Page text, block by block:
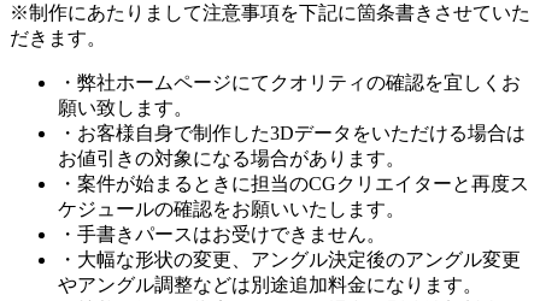
※制作にあたりまして注意事項を下記に箇条書きさせていた
だきます。
・弊社ホームページにてクオリティの確認を宜しくお
願い致します。
・お客様自身で制作した3Dデータをいただける場合は
お値引きの対象になる場合があります。
・案件が始まるときに担当のCGクリエイターと再度ス
ケジュールの確認をお願いいたします。
・手書きパースはお受けできません。
・大幅な形状の変更、アングル決定後のアングル変更
やアングル調整などは別途追加料金になります。